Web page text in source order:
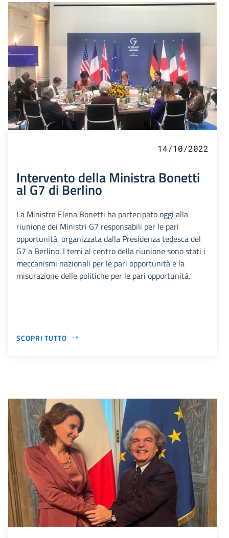
14/10/2022
Intervento della Ministra Bonetti
al G7 di Berlino
La Ministra Elena Bonetti ha partecipato oggi alla
riunione dei Ministri G7 responsabili per le pari
opportunità, organizzata dalla Presidenza tedesca del
G7 a Berlino. I temi al centro della riunione sono stati i
meccanismi nazionali per le pari opportunità e la
misurazione delle politiche per le pari opportunità.
SCOPRI TUTTO